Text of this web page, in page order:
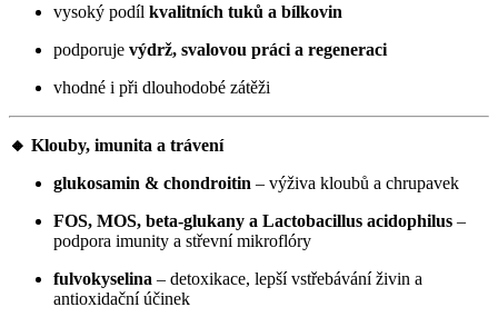
vysoký podíl kvalitních tuků a bílkovin
podporuje výdrž, svalovou práci a regeneraci
vhodné i při dlouhodobé zátěži
🔸 Klouby, imunita a trávení
glukosamin & chondroitin – výživa kloubů a chrupavek
FOS, MOS, beta-glukany a Lactobacillus acidophilus –
podpora imunity a střevní mikroflóry
fulvokyselina – detoxikace, lepší vstřebávání živin a
antioxidační účinek